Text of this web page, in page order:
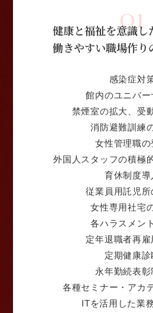
01
健康と福祉を意識し
働きやすい職場作り
感染症対
館内のユニバー
禁煙室の拡大、受
消防避難訓練
女性管理職の
外国人スタッフの積極
育休制度導
従業員用託児所
女性専用社宅
各ハラスメン
定年退職者再雇
定期健康診
永年勤続表彰
各種セミナー・アカ
ITを活用した業